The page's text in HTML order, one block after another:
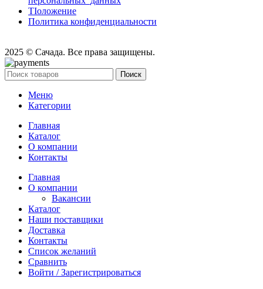
TIоложение
Политика конфиденциальности
2025 © Сачада. Все права защищены.
Поиск
Меню
Категории
Главная
Каталог
О компании
Контакты
Главная
О компании
Вакансии
Каталог
Наши поставщики
Доставка
Контакты
Список желаний
Сравнить
Войти / Зарегистрироваться